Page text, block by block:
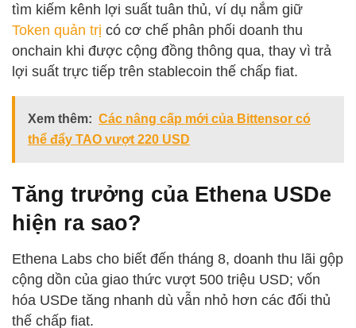
tìm kiếm kênh lợi suất tuân thủ, ví dụ nắm giữ
Token quản trị có cơ chế phân phối doanh thu
onchain khi được cộng đồng thông qua, thay vì trả
lợi suất trực tiếp trên stablecoin thế chấp fiat.
Xem thêm: Các nâng cấp mới của Bittensor có
thể đẩy TAO vượt 220 USD
Tăng trưởng của Ethena USDe
hiện ra sao?
Ethena Labs cho biết đến tháng 8, doanh thu lãi gộp
cộng dồn của giao thức vượt 500 triệu USD; vốn
hóa USDe tăng nhanh dù vẫn nhỏ hơn các đối thủ
thế chấp fiat.